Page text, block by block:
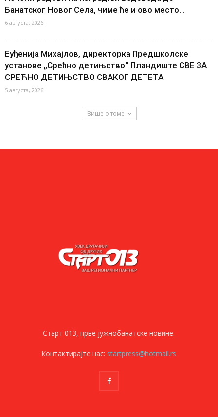
Банатског Новог Села, чиме ће и ово место...
6 августа, 2026
Еуђенија Михајлов, директорка Предшколске
установе „Срећно детињство“ Пландиште СВЕ ЗА
СРЕЋНО ДЕТИЊСТВО СВАКОГ ДЕТЕТА
5 августа, 2026
Више о томе
Старт 013, прве јужнобанатске новине.
Контактирајте нас: startpress@hotmail.rs